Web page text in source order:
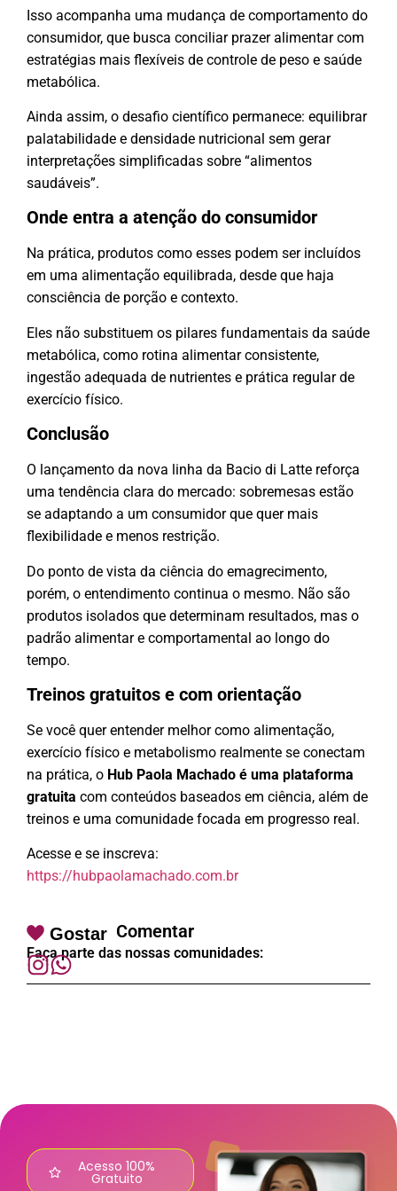
Isso acompanha uma mudança de comportamento do
consumidor, que busca conciliar prazer alimentar com
estratégias mais flexíveis de controle de peso e saúde
metabólica.
Ainda assim, o desafio científico permanece: equilibrar
palatabilidade e densidade nutricional sem gerar
interpretações simplificadas sobre “alimentos
saudáveis”.
Onde entra a atenção do consumidor
Na prática, produtos como esses podem ser incluídos
em uma alimentação equilibrada, desde que haja
consciência de porção e contexto.
Eles não substituem os pilares fundamentais da saúde
metabólica, como rotina alimentar consistente,
ingestão adequada de nutrientes e prática regular de
exercício físico.
Conclusão
O lançamento da nova linha da Bacio di Latte reforça
uma tendência clara do mercado: sobremesas estão
se adaptando a um consumidor que quer mais
flexibilidade e menos restrição.
Do ponto de vista da ciência do emagrecimento,
porém, o entendimento continua o mesmo. Não são
produtos isolados que determinam resultados, mas o
padrão alimentar e comportamental ao longo do
tempo.
Treinos gratuitos e com orientação
Se você quer entender melhor como alimentação,
exercício físico e metabolismo realmente se conectam
na prática, o Hub Paola Machado é uma plataforma
gratuita com conteúdos baseados em ciência, além de
treinos e uma comunidade focada em progresso real.
Acesse e se inscreva:
https://hubpaolamachado.com.br
Gostar Comentar
Faça parte das nossas comunidades:
Acesso 100%
Gratuito